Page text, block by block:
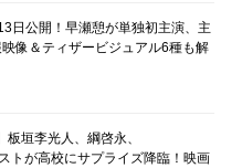
日公開！早瀬憩が単独初主演、主
像＆ティザービジュアル6種も解
板垣李光人、綱啓永、
トが高校にサプライズ降臨！映画